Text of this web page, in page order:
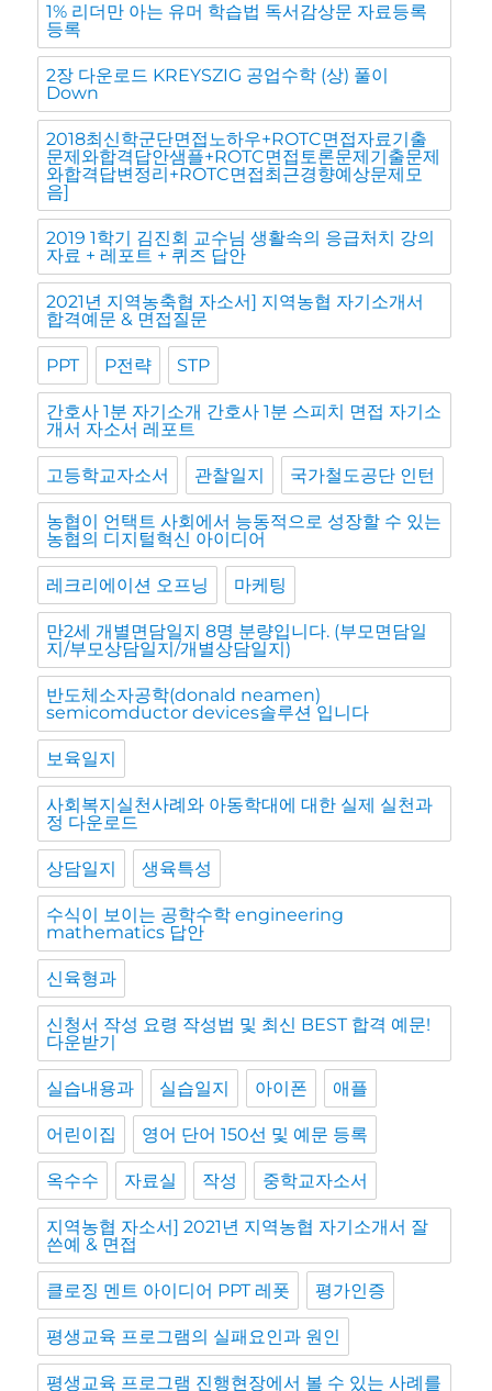
1% 리더만 아는 유머 학습법 독서감상문 자료등록
등록
2장 다운로드 KREYSZIG 공업수학 (상) 풀이
Down
2018최신학군단면접노하우+ROTC면접자료기출
문제와합격답안샘플+ROTC면접토론문제기출문제
와합격답변정리+ROTC면접최근경향예상문제모
음]
2019 1학기 김진회 교수님 생활속의 응급처치 강의
자료 + 레포트 + 퀴즈 답안
2021년 지역농축협 자소서] 지역농협 자기소개서
합격예문 & 면접질문
PPT P전략 STP
간호사 1분 자기소개 간호사 1분 스피치 면접 자기소
개서 자소서 레포트
고등학교자소서 관찰일지 국가철도공단 인턴
농협이 언택트 사회에서 능동적으로 성장할 수 있는
농협의 디지털혁신 아이디어
레크리에이션 오프닝 마케팅
만2세 개별면담일지 8명 분량입니다. (부모면담일
지/부모상담일지/개별상담일지)
반도체소자공학(donald neamen)
semicomductor devices솔루션 입니다
보육일지
사회복지실천사례와 아동학대에 대한 실제 실천과
정 다운로드
상담일지 생육특성
수식이 보이는 공학수학 engineering
mathematics 답안
신육형과
신청서 작성 요령 작성법 및 최신 BEST 합격 예문!
다운받기
실습내용과 실습일지 아이폰 애플
어린이집 영어 단어 150선 및 예문 등록
옥수수 자료실 작성 중학교자소서
지역농협 자소서] 2021년 지역농협 자기소개서 잘
쓴예 & 면접
클로징 멘트 아이디어 PPT 레폿 평가인증
평생교육 프로그램의 실패요인과 원인
평생교육 프로그램 진행현장에서 볼 수 있는 사례를